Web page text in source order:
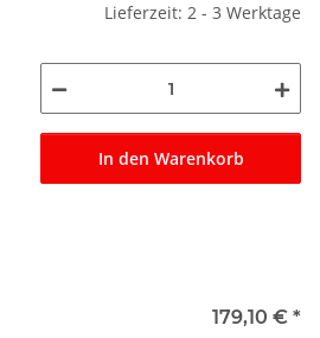
Lieferzeit: 2 - 3 Werktage
In den Warenkorb
179,10 € *